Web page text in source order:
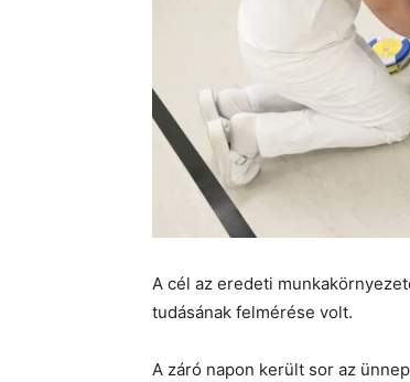
A cél az eredeti
tudásának felmérése volt.
A záró napon került sor az